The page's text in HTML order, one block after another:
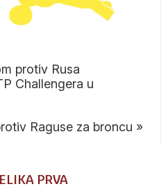
protiv Rusa
Challengera u
Raguse za broncu »
PRVA